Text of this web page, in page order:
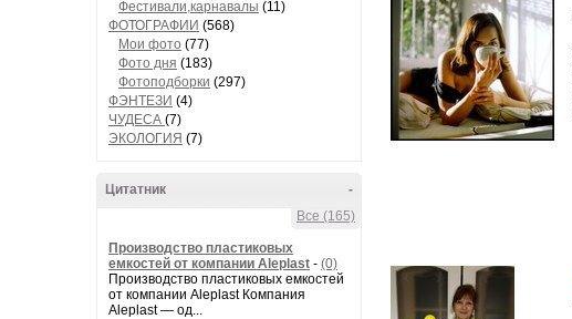
Фестивали,карнавалы (11)
ФОТОГРАФИИ (568)
Мои фото (77)
Фото дня (183)
Фотоподборки (297)
ФЭНТЕЗИ (4)
ЧУДЕСА (7)
ЭКОЛОГИЯ (7)
-
Цитатник
Все (165)
Производство пластиковых
емкостей от компании Aleplast - (0)
Производство пластиковых емкостей
от компании Aleplast Компания
Aleplast — од...